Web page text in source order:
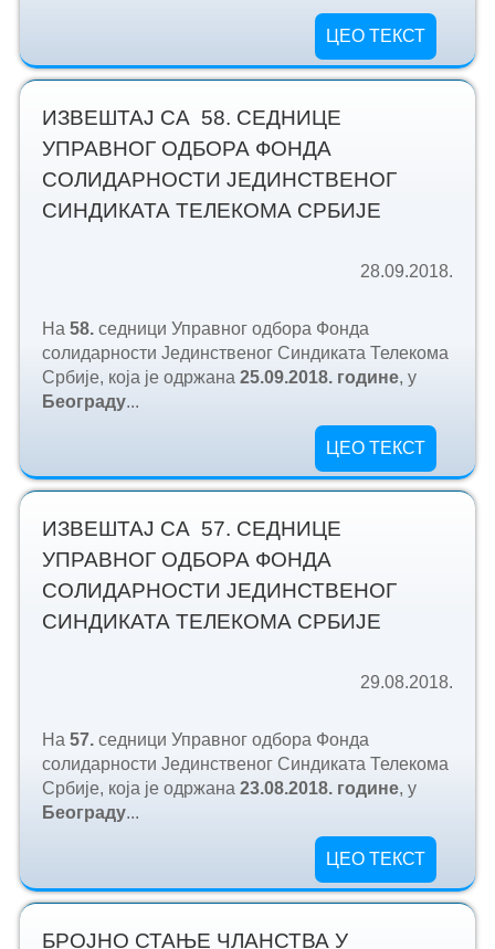
ЦЕО ТЕКСТ
ИЗВЕШТАЈ СА 58. СЕДНИЦЕ
УПРАВНОГ ОДБОРА ФОНДА
СОЛИДАРНОСТИ ЈЕДИНСТВЕНОГ
СИНДИКАТА ТЕЛЕКОМА СРБИЈЕ
28.09.2018.
На 58. седници Управног одбора Фонда
солидарности Јединственог Синдиката Телекома
Србије, која је одржана 25.09.2018. године, у
Београду...
ЦЕО ТЕКСТ
ИЗВЕШТАЈ СА 57. СЕДНИЦЕ
УПРАВНОГ ОДБОРА ФОНДА
СОЛИДАРНОСТИ ЈЕДИНСТВЕНОГ
СИНДИКАТА ТЕЛЕКОМА СРБИЈЕ
29.08.2018.
На 57. седници Управног одбора Фонда
солидарности Јединственог Синдиката Телекома
Србије, која је одржана 23.08.2018. године, у
Београду...
ЦЕО ТЕКСТ
БРОЈНО СТАЊЕ ЧЛАНСТВА У